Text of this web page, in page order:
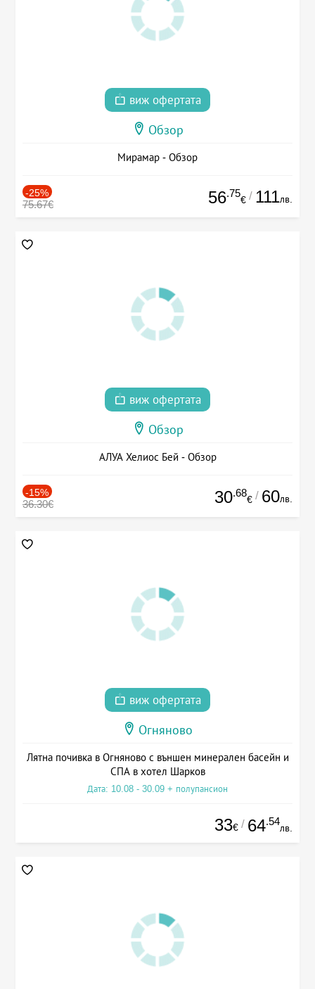
виж офертата
Обзор
Мирамар - Обзор
-25%
75.67€ 56.75
€ / 111лв.
виж офертата
Обзор
АЛУА Хелиос Бей - Обзор
-15%
36.30€ 30.68
€ / 60лв.
виж офертата
Огняново
Лятна почивка в Огняново с външен минерален басейн и
СПА в хотел Шарков
Дата: 10.08 - 30.09 + полупансион
33€ / 64.54
лв.